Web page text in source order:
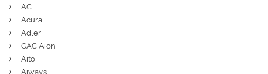
AC
Acura
Adler
GAC Aion
Aito
Aiways